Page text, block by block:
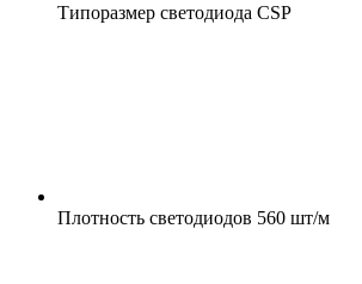
Типоразмер светодиода CSP
Плотность светодиодов 560 шт/м